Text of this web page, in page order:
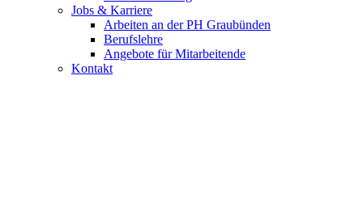
Jobs & Karriere
Arbeiten an der PH Graubünden
Berufslehre
Angebote für Mitarbeitende
Kontakt